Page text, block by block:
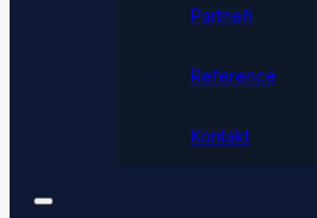
Partneři
Reference
Kontakt